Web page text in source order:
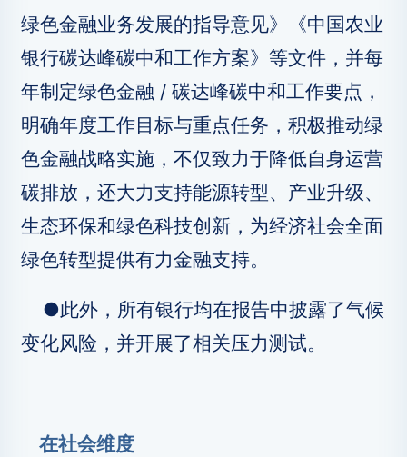
绿色金融业务发展的指导意见》《中国农业
银行碳达峰碳中和工作方案》等文件，并每
年制定绿色金融 / 碳达峰碳中和工作要点，
明确年度工作目标与重点任务，积极推动绿
色金融战略实施，不仅致力于降低自身运营
碳排放，还大力支持能源转型、产业升级、
生态环保和绿色科技创新，为经济社会全面
绿色转型提供有力金融支持。
●此外，所有银行均在报告中披露了气候
变化风险，并开展了相关压力测试。
在社会维度